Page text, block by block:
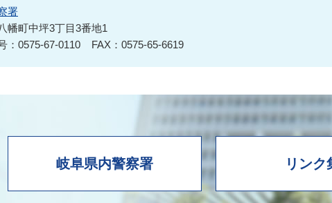
署
幡町中坪3丁目3番地1
：0575-67-0110
FAX：0575-65-6619
岐阜県内警察署 リンク